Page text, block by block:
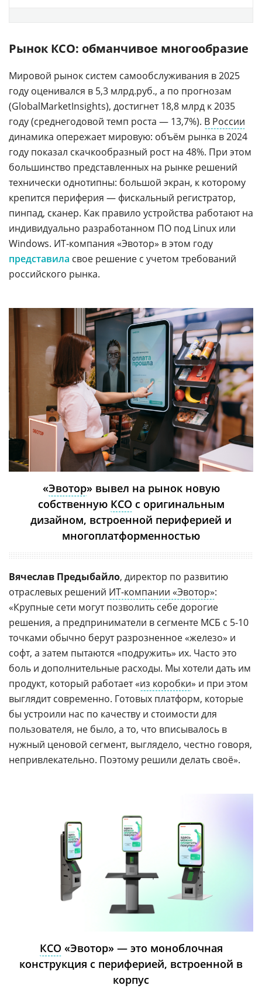
Рынок КСО: обманчивое многообразие
Мировой рынок систем самообслуживания в 2025
году оценивался в 5,3 млрд.руб., а по прогнозам
(GlobalMarketInsights), достигнет 18,8 млрд к 2035
году (среднегодовой темп роста — 13,7%). В России
динамика опережает мировую: объём рынка в 2024
году показал скачкообразный рост на 48%. При этом
большинство представленных на рынке решений
технически однотипны: большой экран, к которому
крепится периферия — фискальный регистратор,
пинпад, сканер. Как правило устройства работают на
индивидуально разработанном ПО под Linux или
Windows. ИТ-компания «Эвотор» в этом году
представила свое решение с учетом требований
российского рынка.
«Эвотор» вывел на рынок новую
собственную КСО с оригинальным
дизайном, встроенной периферией и
многоплатформенностью
Вячеслав Предыбайло, директор по развитию
отраслевых решений ИТ-компании «Эвотор»:
«Крупные сети могут позволить себе дорогие
решения, а предприниматели в сегменте МСБ с 5-10
точками обычно берут разрозненное «железо» и
софт, а затем пытаются «подружить» их. Часто это
боль и дополнительные расходы. Мы хотели дать им
продукт, который работает «из коробки» и при этом
выглядит современно. Готовых платформ, которые
бы устроили нас по качеству и стоимости для
пользователя, не было, а то, что вписывалось в
нужный ценовой сегмент, выглядело, честно говоря,
непривлекательно. Поэтому решили делать своё».
КСО «Эвотор» — это моноблочная
конструкция с периферией, встроенной в
корпус